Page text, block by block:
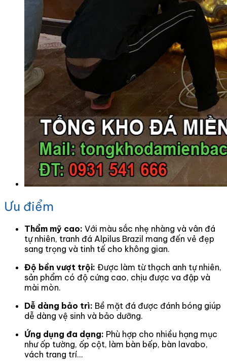
Ưu điểm
Thẩm mỹ cao: Với màu sắc nhẹ nhàng và vân đá
tự nhiên, tranh đá Alpilus Brazil mang đến vẻ đẹp
sang trọng và tinh tế cho không gian.
Độ bền vượt trội: Được làm từ thạch anh tự nhiên,
sản phẩm có độ cứng cao, chịu được va đập và
mài mòn.
Dễ dàng bảo trì: Bề mặt đá được đánh bóng giúp
dễ dàng vệ sinh và bảo dưỡng.
Ứng dụng đa dạng: Phù hợp cho nhiều hạng mục
như ốp tường, ốp cột, làm bàn bếp, bàn lavabo,
vách trang trí…